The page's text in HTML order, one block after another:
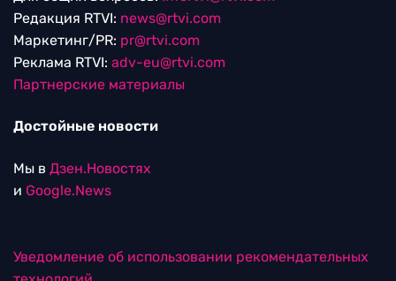
Редакция RTVI: news@rtvi.com
Маркетинг/PR: pr@rtvi.com
Реклама RTVI: adv-eu@rtvi.com
Партнерские материалы
Достойные новости
Мы в Дзен.Новостях
и Google.News
Уведомление об использовании рекомендательных